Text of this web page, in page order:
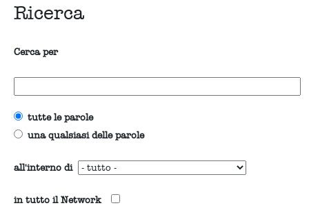
Ricerca
Cerca per
tutte le parole
una qualsiasi delle parole
all'interno di
in tutto il Network